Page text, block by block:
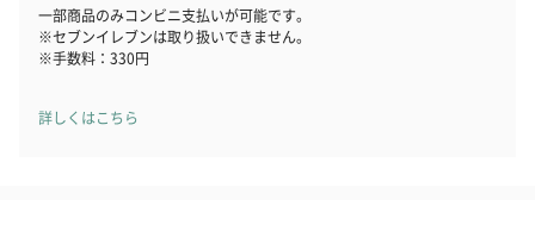
一部商品のみコンビニ支払いが可能です。
※セブンイレブンは取り扱いできません。
※手数料：330円
詳しくはこちら